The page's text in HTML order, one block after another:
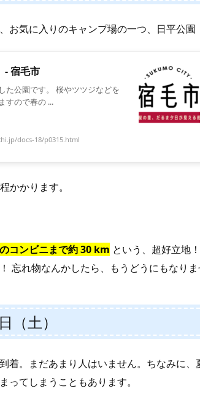
お気に入りのキャンプ場の一つ、日平公園
- 宿毛市
た公園です。 桜やツツジなどを
すので春の ...
docs-18/p0315.html
かかります。
コンビニまで約 30 km という、超好立地
忘れ物なんかしたら、もうどうにもなりま
（土）
着。まだあまり人はいません。ちなみに
ってしまうこともあります。